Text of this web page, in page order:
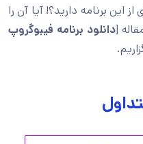
این برنامه دارید؟! آیا آن را
[دانلود برنامه فیبوگروپ